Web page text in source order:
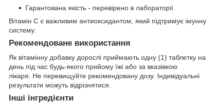
Гарантована якість - перевірено в лабораторії
Вітамін С є важливим антиоксидантом, який підтримує імунну
систему.
Рекомендоване використання
Як вітамінну добавку дорослі приймають одну (1) таблетку на
день під час будь-якого прийому їжі або за вказівкою
лікаря. Не перевищуйте рекомендовану дозу. Індивідуальні
результати можуть відрізнятися.
Інші інгредієнти